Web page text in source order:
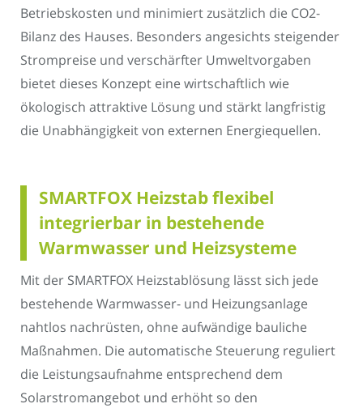
Betriebskosten und minimiert zusätzlich die CO2-
Bilanz des Hauses. Besonders angesichts steigender
Strompreise und verschärfter Umweltvorgaben
bietet dieses Konzept eine wirtschaftlich wie
ökologisch attraktive Lösung und stärkt langfristig
die Unabhängigkeit von externen Energiequellen.
SMARTFOX Heizstab flexibel
integrierbar in bestehende
Warmwasser und Heizsysteme
Mit der SMARTFOX Heizstablösung lässt sich jede
bestehende Warmwasser- und Heizungsanlage
nahtlos nachrüsten, ohne aufwändige bauliche
Maßnahmen. Die automatische Steuerung reguliert
die Leistungsaufnahme entsprechend dem
Solarstromangebot und erhöht so den